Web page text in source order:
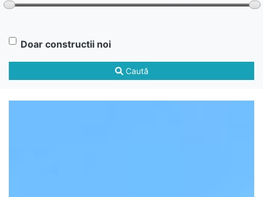
Doar constructii noi
Caută